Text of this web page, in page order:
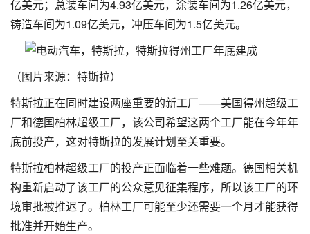
亿美元；总装车间为4.93亿美元，涂装车间为1.26亿美元，
铸造车间为1.09亿美元，冲压车间为1.5亿美元。
（图片来源：特斯拉）
特斯拉正在同时建设两座重要的新工厂——美国得州超级工
厂和德国柏林超级工厂，该公司希望这两个工厂能在今年年
底前投产，这对特斯拉的发展计划至关重要。
特斯拉柏林超级工厂的投产正面临着一些难题。德国相关机
构重新启动了该工厂的公众意见征集程序，所以该工厂的环
境审批被推迟了。柏林工厂可能至少还需要一个月才能获得
批准并开始生产。